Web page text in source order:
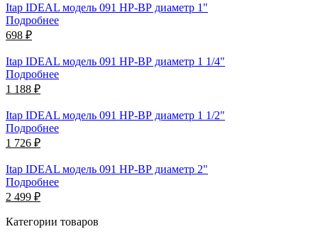
Itap IDEAL модель 091 НР-ВР диаметр 1"
Подробнее
698 ₽
Itap IDEAL модель 091 НР-ВР диаметр 1 1/4"
Подробнее
1 188 ₽
Itap IDEAL модель 091 НР-ВР диаметр 1 1/2"
Подробнее
1 726 ₽
Itap IDEAL модель 091 НР-ВР диаметр 2"
Подробнее
2 499 ₽
Категории товаров